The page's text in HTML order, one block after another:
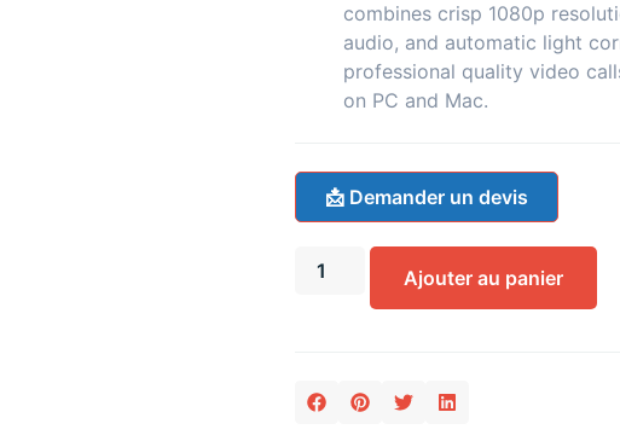
combines crisp 1080p
audio, and automatic light
professional quality video
on PC and Mac.
📩 Demander un devis
Ajouter au panier